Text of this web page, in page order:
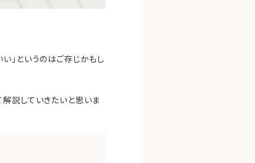
」というのはご存じかもし
説していきたいと思いま